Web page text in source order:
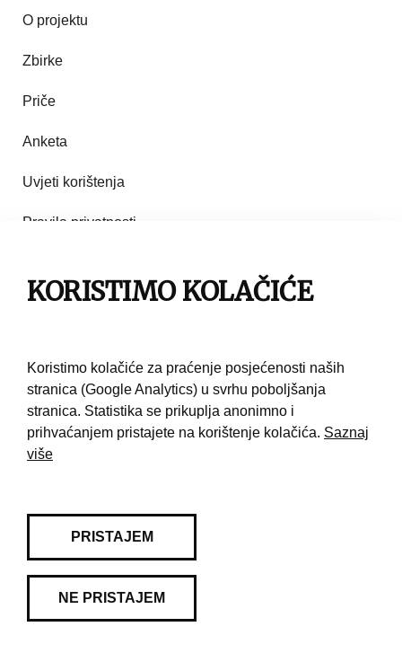
O projektu
Zbirke
Priče
Anketa
Uvjeti korištenja
Pravila privatnosti
Pravila korištenja
KORISTIMO KOLAČIĆE
Koristimo kolačiće za praćenje posjećenosti naših
stranica (Google Analytics) u svrhu poboljšanja
stranica. Statistika se prikuplja anonimno i
prihvaćanjem pristajete na korištenje kolačića. Saznaj
više
PRISTAJEM
NE PRISTAJEM